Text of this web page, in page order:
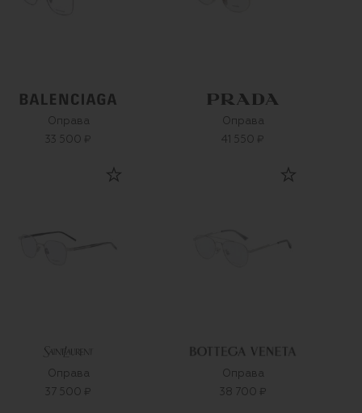
Оправа
33 500 ₽
Оправа
41 550 ₽
Оправа
37 500 ₽
Оправа
38 700 ₽